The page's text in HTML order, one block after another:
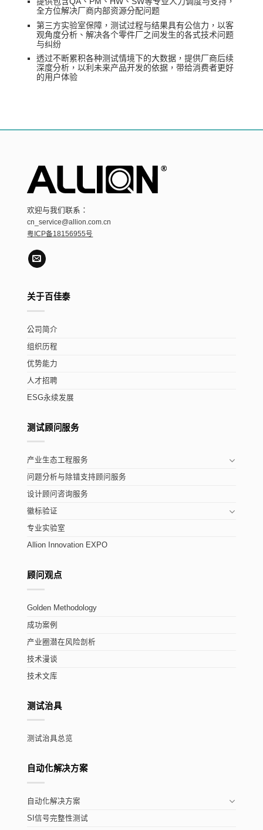
全方位解决厂商内部资源分配问题
第三方实验室保障，测试过程与结果具有公信力，以客
观角度分析、解决各个零件厂之间发生的各式技术问题
与纠纷
透过不断累积各种测试情境下的大数据，提供厂商后续
深度分析，以利未来产品开发的依据，带给消费者更好
的用户体验
欢迎与我们联系：
cn_service@allion.com.cn
粤ICP备18156955号
关于百佳泰
公司简介
组织历程
优势能力
人才招聘
ESG永续发展
测试顾问服务
产业生态工程服务
问题分析与除错支持顾问服务
设计顾问咨询服务
徽标验证
专业实验室
Allion Innovation EXPO
顾问观点
Golden Methodology
成功案例
产业圈潜在风险剖析
技术漫谈
技术文库
测试治具
测试治具总览
自动化解决方案
自动化解决方案
SI信号完整性测试